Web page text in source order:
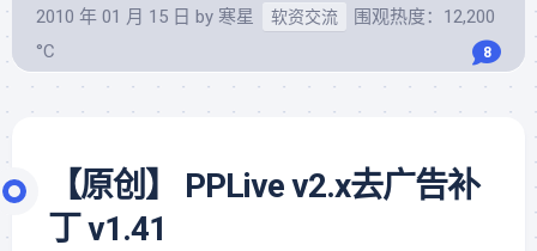
2010 年 01 月 15 日 by 寒星 软资交流
围观热度：12,200
°C
8
【原创】 PPLive v2.x去广告补
丁 v1.41